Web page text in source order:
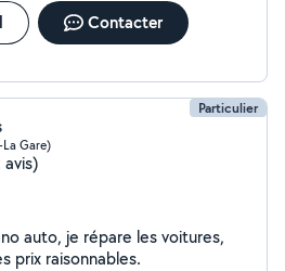
Contacter
Particulier
Gare)
auto, je répare les voitures,
prix raisonnables.